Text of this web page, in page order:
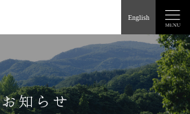
English
お知らせ